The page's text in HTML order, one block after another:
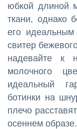
юбкой длиной
ткани, однако
его
свитер
надевайте к
молочного
идеальный
ботинки на
плечо
осеннем образе.